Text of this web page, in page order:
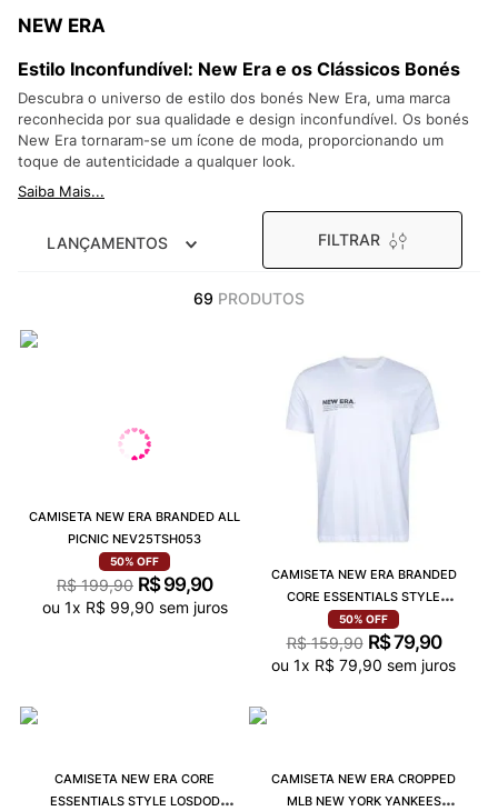
NEW ERA
Estilo Inconfundível: New Era e os Clássicos Bonés
Descubra o universo de estilo dos bonés New Era, uma marca
reconhecida por sua qualidade e design inconfundível. Os bonés
New Era tornaram-se um ícone de moda, proporcionando um
toque de autenticidade a qualquer look.
Saiba Mais...
LANÇAMENTOS FILTRAR
69 PRODUTOS
CAMISETA NEW ERA BRANDED ALL
PICNIC NEV25TSH053
50% OFF
R$ 199,90 R$ 99,90
ou 1x R$ 99,90 sem juros
CAMISETA NEW ERA BRANDED
CORE ESSENTIALS STYLE
NEV25TSH032
50% OFF
R$ 159,90 R$79,90
ou 1x R$ 79,90 sem juros
CAMISETA NEW ERA CORE
ESSENTIALS STYLE LOSDOD
CAMISETA NEW ERA CROPPED
MLB NEW YORK YANKEES